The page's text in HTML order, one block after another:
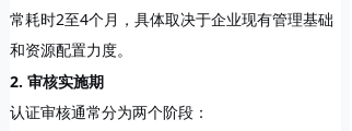
常耗时2至4个月 ，具体取决于企业现有管理基础
和资源配置力度。
2. 审核实施期
认证审核通常分为两个阶段：